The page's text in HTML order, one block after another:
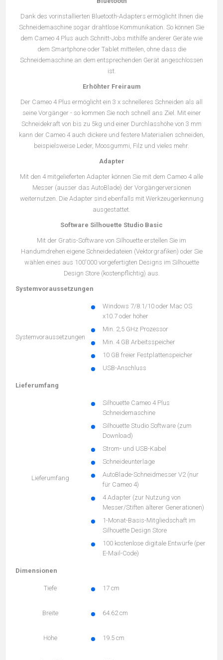
Dank des vorinstallierten Bluetooth-Adapters ermöglicht Ihnen die
Schneidemaschine sogar drahtlose Kommunikation. So können Sie
dem Cameo 4 Plus auch Schnitt-Jobs mithilfe anderer Geräte wie
dem Smartphone oder Tablet mitteilen, ohne dass die
Schneidemaschine an dem entsprechenden Gerät angeschlossen
ist.
Erhöhter Freiraum
Der Cameo 4 Plus ermöglicht ein 3 x schnelleres Schneiden als all
seine Vorgänger - so kommen Sie noch schnell ans Ziel. Mit einer
Schneidekraft von bis zu 5kg und einer Durchlasshöhe von 3 mm
kann der Cameo 4 auch dickere und festere Materialien schneiden,
beispielsweise Leder, Moosgummi, Filz und vieles mehr.
Adapter
Mit den 4 mitgelieferten Adapter können Sie mit dem Cameo 4 alle
Messer (ausser das AutoBlade) der Vorgängerversionen
weiternutzen. Die Adapter sind ebenfalls mit Werkzeugerkennung
ausgestattet.
Software Silhouette Studio Basic
Mit der Gratis-Software von Silhouette erstellen Sie im
Handumdrehen eigene Schneidedateien (Vektorgrafiken) oder Sie
wählen eines aus 100'000 vorgefertigten Designs im Silhouette
Design Store (kostenpflichtig) aus.
Systemvoraussetzungen
Systemvoraussetzungen
Windows 7/8.1/10 oder Mac OS
x10.7 oder höher
Min. 2,5 GHz Prozessor
Min. 4 GB Arbeitsspeicher
10 GB freier Festplattenspeicher
USB-Anschluss
Lieferumfang
Lieferumfang
Silhouette Cameo 4 Plus
Schneidemaschine
Silhouette Studio Software (zum
Download)
Strom- und USB-Kabel
Schneideunterlage
AutoBlade-Schneidmesser V2 (nur
für Cameo 4)
4 Adapter (zur Nutzung von
Messer/Stiften älterer Generationen)
1-Monat-Basis-Mitgliedschaft im
Silhouette Design Store
100 kostenlose digitale Entwürfe (per
E-Mail-Code)
Dimensionen
Tiefe 17 cm
Breite 64.62 cm
Höhe 19.5 cm